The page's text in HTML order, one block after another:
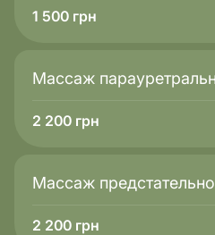
1 500 грн
Массаж
2 200 грн
Массаж
2 200 грн